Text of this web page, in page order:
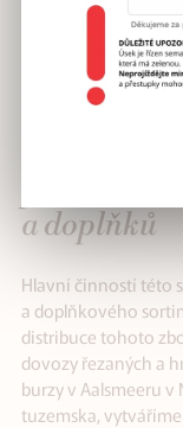
a doplňků
Hlavní činností této
a doplňkového
distribuce tohoto
dovozy řezaných a
burzy v Aalsmeeru
tuzemska,